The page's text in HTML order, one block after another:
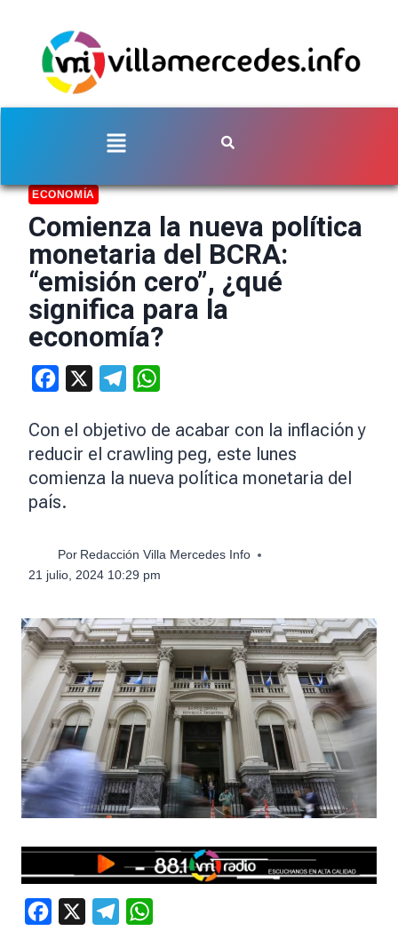
ECONOMÍA
Comienza la nueva política
monetaria del BCRA:
“emisión cero”, ¿qué
significa para la
economía?
Facebook Telegram
Con el objetivo de acabar con la inflación y
reducir el crawling peg, este lunes
comienza la nueva política monetaria del
país.
Por Redacción Villa Mercedes Info
21 julio, 2024 10:29 pm